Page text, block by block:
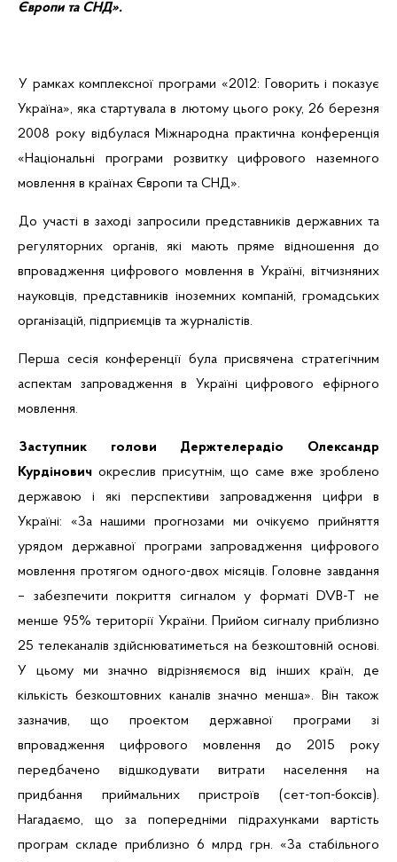
Європи та СНД».
У рамках комплексної програми «2012: Говорить і показує
Україна», яка стартувала в лютому цього року, 26 березня
2008 року відбулася Міжнародна практична конференція
«Національні програми розвитку цифрового наземного
мовлення в країнах Європи та СНД».
До участі в заході запросили представників державних та
регуляторних органів, які мають пряме відношення до
впровадження цифрового мовлення в Україні, вітчизняних
науковців, представників іноземних компаній, громадських
організацій, підприємців та журналістів.
Перша сесія конференції була присвячена стратегічним
аспектам запровадження в Україні цифрового ефірного
мовлення.
Заступник голови Держтелерадіо Олександр
Курдінович окреслив присутнім, що саме вже зроблено
державою і які перспективи запровадження цифри в
Україні: «За нашими прогнозами ми очікуємо прийняття
урядом державної програми запровадження цифрового
мовлення протягом одного-двох місяців. Головне завдання
– забезпечити покриття сигналом у форматі DVB-T не
менше 95% території України. Прийом сигналу приблизно
25 телеканалів здійснюватиметься на безкоштовній основі.
У цьому ми значно відрізняємося від інших країн, де
кількість безкоштовних каналів значно менша». Він також
зазначив, що проектом державної програми зі
впровадження цифрового мовлення до 2015 року
передбачено відшкодувати витрати населення на
придбання приймальних пристроїв (сет-топ-боксів).
Нагадаємо, що за попередніми підрахунками вартість
програм складе приблизно 6 млрд грн. «За стабільного